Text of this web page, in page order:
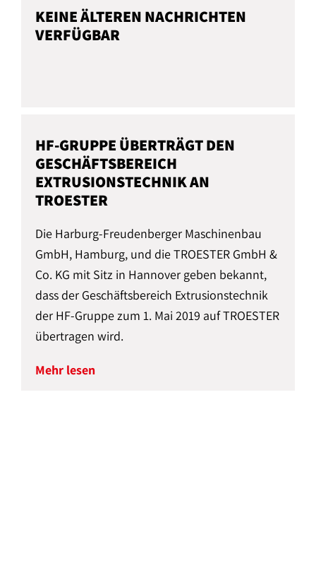
KEINE ÄLTEREN NACHRICHTEN
VERFÜGBAR
HF-GRUPPE ÜBERTRÄGT DEN
GESCHÄFTSBEREICH
EXTRUSIONSTECHNIK AN
TROESTER
Die Harburg-Freudenberger Maschinenbau
GmbH, Hamburg, und die TROESTER GmbH &
Co. KG mit Sitz in Hannover geben bekannt,
dass der Geschäftsbereich Extrusionstechnik
der HF-Gruppe zum 1. Mai 2019 auf TROESTER
übertragen wird.
Mehr lesen